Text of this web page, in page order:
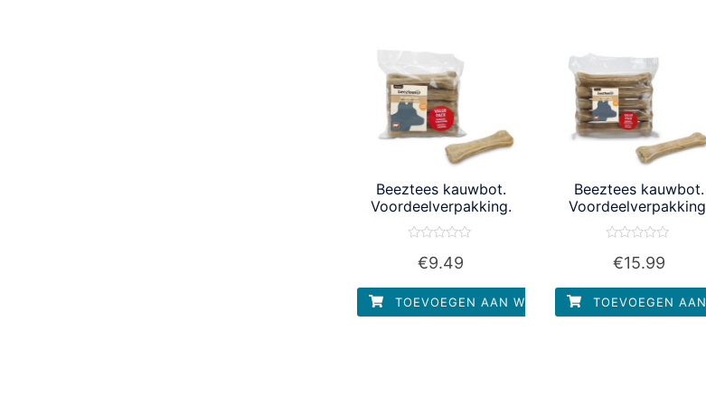
Beeztees kauwbot.
Voordeelverpakking.
5
€9.49
TOEVOEGEN AAN WINKELWAGEN
Beeztees kauwbot.
5
€15.99
TOEVOEGEN